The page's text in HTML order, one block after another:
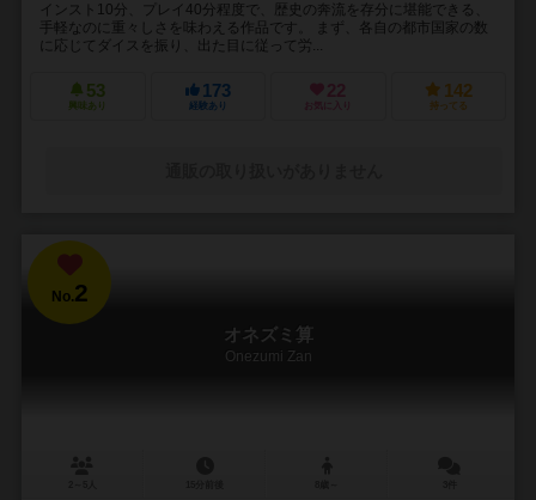
インスト10分、プレイ40分程度で、歴史の奔流を存分に堪能できる、
手軽なのに重々しさを味わえる作品です。 まず、各自の都市国家の数
に応じてダイスを振り、出た目に従って労...
53
興味あり
173
経験あり
22
お気に入り
142
持ってる
No.2
オネズミ算
Onezumi Zan